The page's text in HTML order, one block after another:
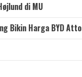
di MU
Bikin Harga BYD